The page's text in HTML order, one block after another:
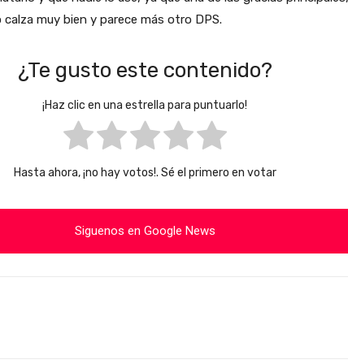
muy bien y parece más otro DPS.
¿Te gusto este contenido?
¡Haz clic en una estrella para puntuarlo!
Hasta ahora, ¡no hay votos!. Sé el primero en votar
Siguenos en Google News